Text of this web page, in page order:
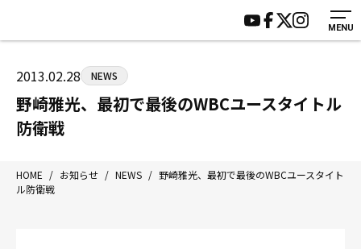
MENU
HOME
ジムについて
トレーニング
入会案内
施設紹介
会員様の声
サポーター募集
2013.02.28 NEWS
野崎雅光、最初で最後のWBCユースタイトル
防衛戦
HOME / お知らせ / NEWS / 野崎雅光、最初で最後のWBCユースタイト
ル防衛戦